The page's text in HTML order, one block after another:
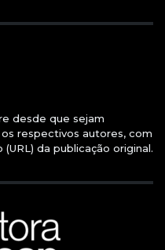
desde que sejam
respectivos autores, com
da publicação original.